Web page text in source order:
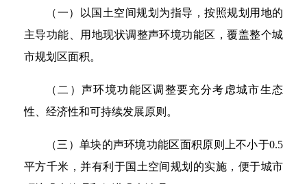
（一）以国土空间规划为指导，按照规划用地的
主导功能、用地现状调整声环境功能区，覆盖整个城
市规划区面积。
（二）声环境功能区调整要充分考虑城市生态
性、经济性和可持续发展原则。
（三）单块的声环境功能区面积原则上不小于0.5
平方千米，并有利于国土空间规划的实施，便于城市